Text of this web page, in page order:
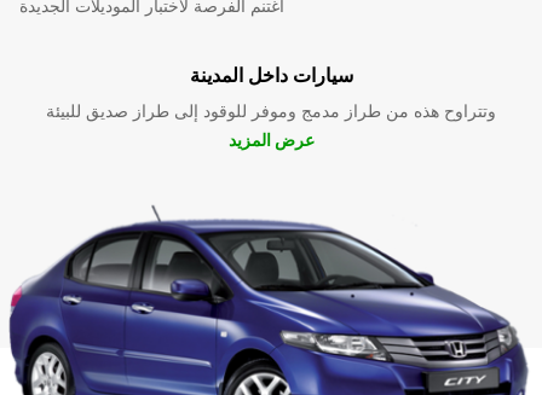
اغتنم الفرصة لاختبار الموديلات الجديدة
سيارات داخل المدينة
وتتراوح هذه من طراز مدمج وموفر للوقود إلى طراز صديق للبيئة
عرض المزيد